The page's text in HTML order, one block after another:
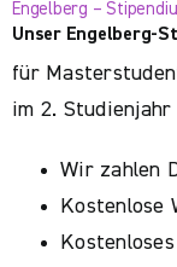
Engelberg –
Unser Engelberg-
für
im 2. Studienjahr
Wir zahlen
Kostenlose